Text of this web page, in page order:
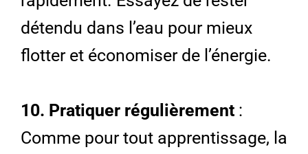
détendu dans l’eau pour mieux
flotter et économiser de l’énergie.
10. Pratiquer régulièrement :
Comme pour tout apprentissage, la